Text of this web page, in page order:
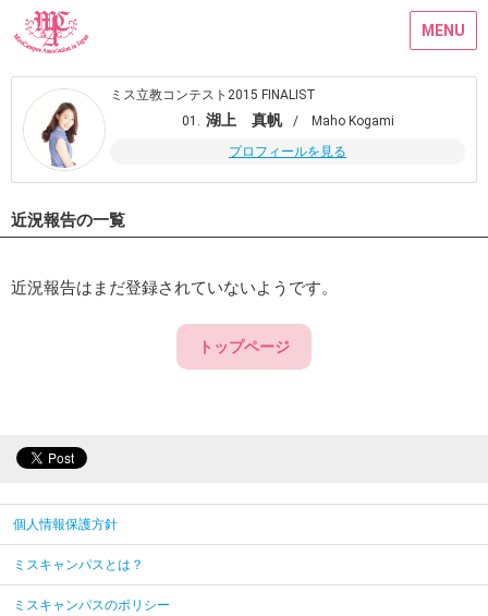
MENU
ミス立教コンテスト2015 FINALIST
01. 湖上 真帆
/ Maho Kogami
プロフィールを見る
近況報告の一覧
近況報告はまだ登録されていないようです。
トップページ
個人情報保護方針
ミスキャンパスとは？
ミスキャンパスのポリシー